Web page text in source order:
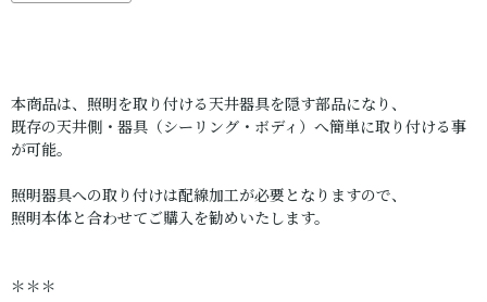
本商品は、照明を取り付ける天井器具を隠す部品になり、
既存の天井側・器具（シーリング・ボディ）へ簡単に取り付ける事
が可能。
照明器具への取り付けは配線加工が必要となりますので、
照明本体と合わせてご購入を勧めいたします。
＊＊＊